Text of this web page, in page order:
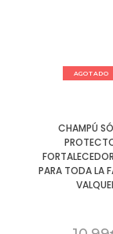
AGOTADO
CHAMPÚ
PARA TODA LA